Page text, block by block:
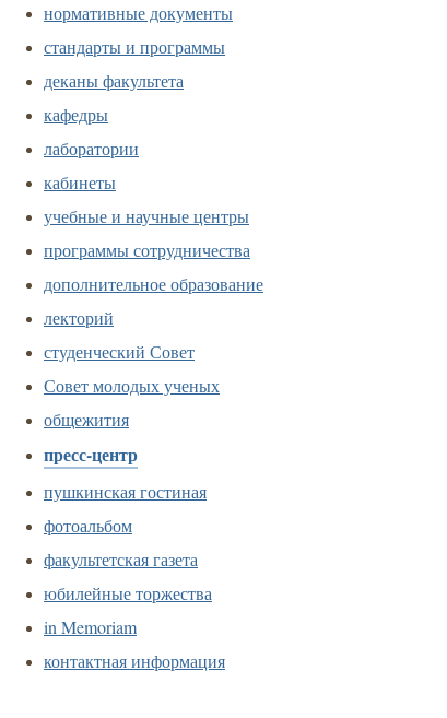
нормативные документы
стандарты и программы
деканы факультета
кафедры
лаборатории
кабинеты
учебные и научные центры
программы сотрудничества
дополнительное образование
лекторий
студенческий Совет
Совет молодых ученых
общежития
пресс-центр
пушкинская гостиная
фотоальбом
факультетская газета
юбилейные торжества
in Memoriam
контактная информация